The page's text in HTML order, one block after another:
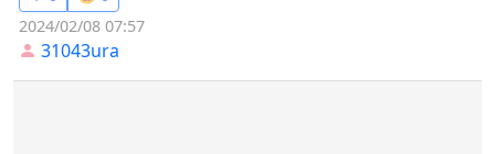
2024/02/08 07:57
31043ura